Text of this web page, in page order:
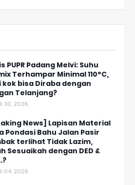
PUPR Padang Melvi: Suhu
Terhampar Minimal 110°C,
kok bisa Diraba dengan
Telanjang?
30, 2026
News] Lapisan Material
Pondasi Bahu Jalan Pasir
terlihat Tidak Lazim,
Sesuaikah dengan DED &
04, 2026